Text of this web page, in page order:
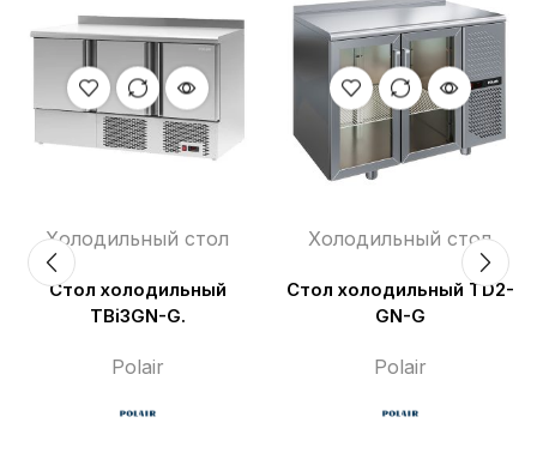
Холодильный стол
Стол холодильный
TBi3GN-G.
Polair
Холодильный стол
Стол холодильный TD2-
GN-G
Polair